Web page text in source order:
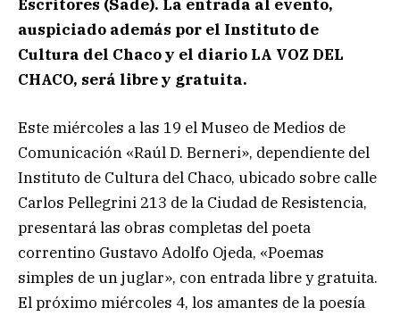
Escritores (Sade). La entrada al evento,
auspiciado además por el Instituto de
Cultura del Chaco y el diario LA VOZ DEL
CHACO, será libre y gratuita.
Este miércoles a las 19 el Museo de Medios de
Comunicación «Raúl D. Berneri», dependiente del
Instituto de Cultura del Chaco, ubicado sobre calle
Carlos Pellegrini 213 de la Ciudad de Resistencia,
presentará las obras completas del poeta
correntino Gustavo Adolfo Ojeda, «Poemas
simples de un juglar», con entrada libre y gratuita.
El próximo miércoles 4, los amantes de la poesía